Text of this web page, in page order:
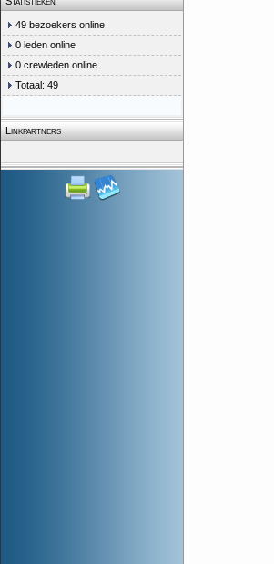
49 bezoekers online
0 leden online
0 crewleden online
Totaal: 49
Linkpartners